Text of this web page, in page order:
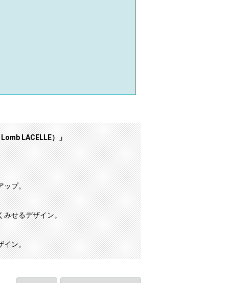
LACELLE）」
ップ。
みせるデザイン。
イン。